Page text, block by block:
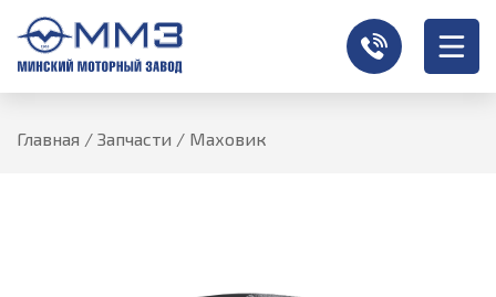
Главная / Запчасти / Маховик